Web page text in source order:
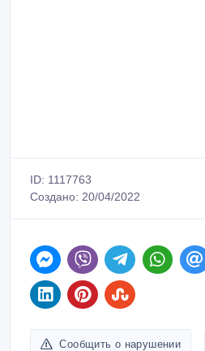
ID: 1117763
Создано: 20/04/2022
Сообщить о нарушении